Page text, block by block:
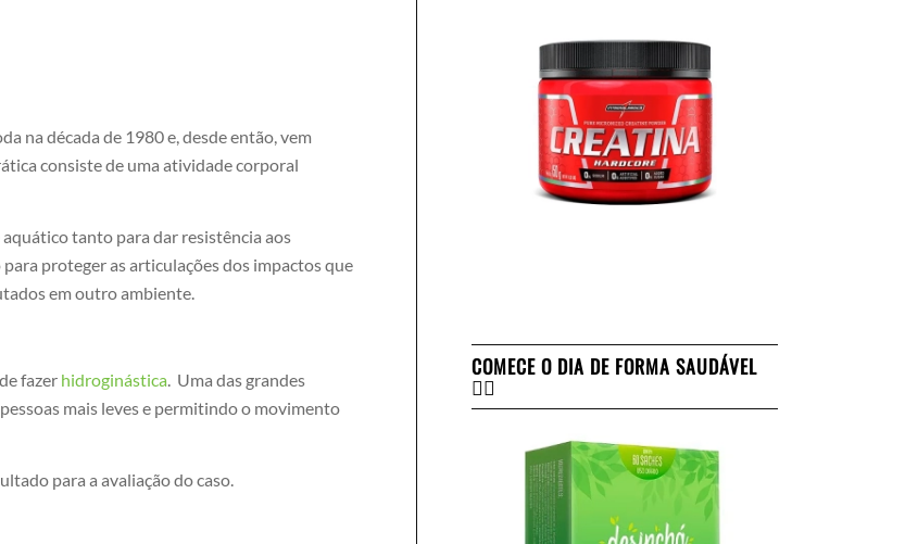
na década de 1980 e, desde então, vem
consiste de uma atividade corporal
tanto para dar resistência aos
proteger as articulações dos impactos que
em outro ambiente.
fazer hidroginástica. Uma das grandes
mais leves e permitindo o movimento
para a avaliação do caso.
COMECE O DIA DE FORMA SAUDÁVEL
👇🏻